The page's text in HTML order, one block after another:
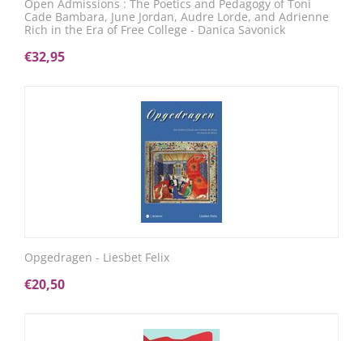
Open Admissions : The Poetics and Pedagogy of Toni
Cade Bambara, June Jordan, Audre Lorde, and Adrienne
Rich in the Era of Free College - Danica Savonick
€32,95
Opgedragen - Liesbet Felix
€20,50